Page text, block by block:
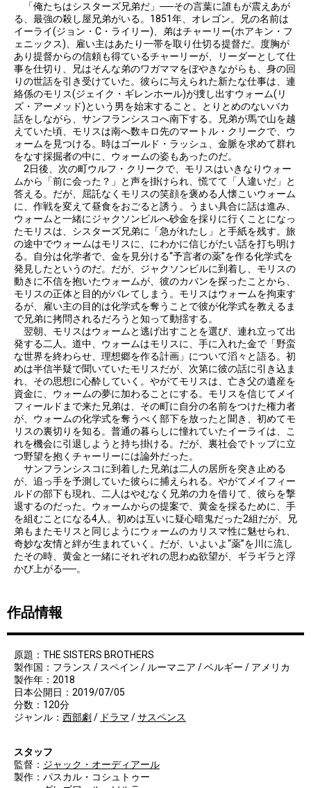
「俺たちはシスターズ兄弟だ」──その言葉に誰もが震えあが
る、最強の殺し屋兄弟がいる。1851年、オレゴン。兄の名前は
イーライ(ジョン・C・ライリー)、弟はチャーリー(ホアキン・フ
ェニックス)、雇い主はあたり一帯を取り仕切る提督だ。度胸が
あり提督からの信頼も得ているチャーリーが、リーダーとして仕
事を仕切り、兄はそんな弟のワガママをぼやきながらも、身の回
りの世話を引き受けていた。彼らに与えられた新たな仕事は、連
絡係のモリス(ジェイク・ギレンホール)が捜し出すウォーム(リ
ズ・アーメッド)という男を始末すること。とりとめのないバカ
話をしながら、サンフランシスコへ南下する。兄弟が馬で山を越
えていた頃、モリスは南へ数キロ先のマートル・クリークで、ウ
ォームを見つける。時はゴールド・ラッシュ、金脈を求めて群れ
をなす採掘者の中に、ウォームの姿もあったのだ。
2日後、次の町ウルフ・クリークで、モリスはいきなりウォー
ムから「前に会った？」と声を掛けられ、慌てて「人違いだ」と
答える。だが、屈託なくモリスの笑顔を褒める人懐こいウォーム
に、作戦を変えて昼食をおごると誘う。うまい具合に話は進み、
ウォームと一緒にジャクソンビルへ砂金を採りに行くことになっ
たモリスは、シスターズ兄弟に「急がれたし」と手紙を残す。旅
の途中でウォームはモリスに、にわかに信じがたい話を打ち明け
る。自分は化学者で、金を見分ける“予言者の薬”を作る化学式を
発見したというのだ。だが、ジャクソンビルに到着し、モリスの
動きに不信を抱いたウォームが、彼のカバンを探ったことから、
モリスの正体と目的がバレてしまう。モリスはウォームを拘束す
るが、雇い主の目的は化学式を奪うことで彼が化学式を教えるま
で兄弟に拷問されるだろうと知って動揺する。
翌朝、モリスはウォームと逃げ出すことを選び、連れ立って出
発する二人。道中、ウォームはモリスに、手に入れた金で「野蛮
な世界を終わらせ、理想郷を作る計画」について滔々と語る。初
めは半信半疑で聞いていたモリスだが、次第に彼の話に引き込ま
れ、その思想に心酔していく。やがてモリスは、亡き父の遺産を
資金に、ウォームの夢に加わることにする。モリスを信じてメイ
フィールドまで来た兄弟は、その町に自分の名前をつけた権力者
が、ウォームの化学式を奪うべく部下を放ったと聞き、初めてモ
リスの裏切りを知る。普通の暮らしに憧れていたイーライは、こ
れを機会に引退しようと持ち掛ける。だが、裏社会でトップに立
つ野望を抱くチャーリーには論外だった。
サンフランシスコに到着した兄弟は二人の居所を突き止める
が、追っ手を予測していた彼らに捕えられる。やがてメイフィー
ルドの部下も現れ、二人はやむなく兄弟の力を借りて、彼らを撃
退するのだった。ウォームからの提案で、黄金を採るために、手
を組むことになる4人。初めは互いに疑心暗鬼だった2組だが、兄
弟もまたモリスと同じようにウォームのカリスマ性に魅せられ、
奇妙な友情と絆が生まれていく。だが、いよいよ“薬”を川に流し
たその時、黄金と一緒にそれぞれの思わぬ欲望が、ギラギラと浮
かび上がる──。
作品情報
原題：THE SISTERS BROTHERS
製作国：フランス / スペイン / ルーマニア / ベルギー / アメリカ
製作年：2018
日本公開日：2019/07/05
分数：120分
ジャンル： 西部劇 / ドラマ /サスペンス
スタッフ
監督： ジャック・オーディアール
製作：パスカル・コシュトゥー